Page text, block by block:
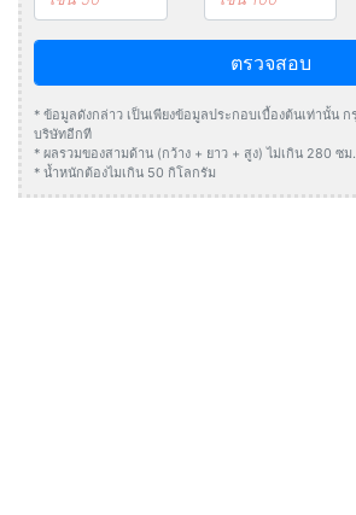
ตรวจสอบ
* ข้อมูลดังกล่าว เป็นเพียงข้อมูลประกอบเบื้องต้นเท่านั้น
บริษัทอีกที
* ผลรวมของสามด้าน (กว้าง + ยาว + สูง) ไม่เกิน 280 ซม.
* น้ำหนักต้องไมเกิน 50 กิโลกรัม